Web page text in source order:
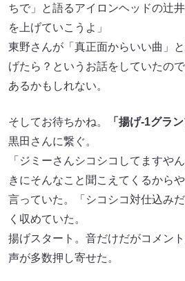
ちで」と語るアイロンヘッドの辻
を上げていこうよ」
東野さんが「真正面からいい曲」
げたら？というお話をしていたの
あるかもしれない。
そしてお待ちかね。 「揚げ-1グラン
黒田さんに繋ぐ。
「ジミーさんシコシコしてますや
きにそんなこと聞こえてくるから
言っていた。「シコシコ対仕込み
く収めていた。
揚げスタート。音だけだがコメン
声が多数押し寄せた。